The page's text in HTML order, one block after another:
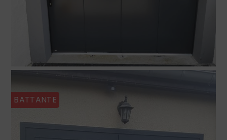
BATTANTE